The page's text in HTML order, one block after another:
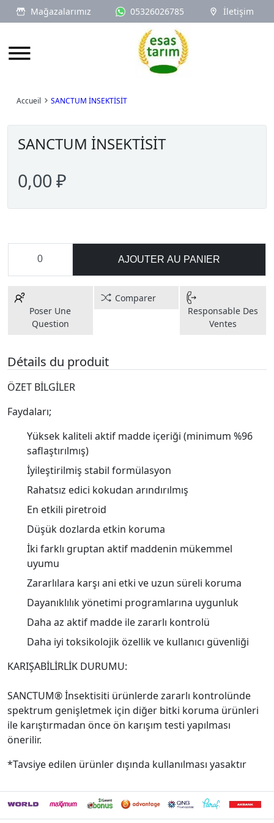
Mağazalarımız 05326026785 İletişim
Logo
Accueil SANCTUM İNSEKTİSİT
SANCTUM İNSEKTİSİT
0,00 ₽
AJOUTER AU PANIER
Poser Une
Question
Comparer
Responsable Des
Ventes
Détails du produit
ÖZET BİLGİLER
Faydaları;
Yüksek kaliteli aktif madde içeriği (minimum %96
saflaştırılmış)
İyileştirilmiş stabil formülasyon
Rahatsız edici kokudan arındırılmış
En etkili piretroid
Düşük dozlarda etkin koruma
İki farklı gruptan aktif maddenin mükemmel
uyumu
Zararlılara karşı ani etki ve uzun süreli koruma
Dayanıklılık yönetimi programlarına uygunluk
Daha az aktif madde ile zararlı kontrolü
Daha iyi toksikolojik özellik ve kullanıcı güvenliği
KARIŞABİLİRLİK DURUMU:
SANCTUM® İnsektisiti ürünlerde zararlı kontrolünde
spektrum genişletmek için diğer bitki koruma ürünleri
ile karıştırmadan önce ön karışım testi yapılması
önerilir.
*Tavsiye edilen ürünler dışında kullanılması yasaktır